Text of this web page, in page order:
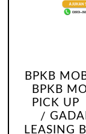
BPKB
BPKB
PICK UP
LEASING